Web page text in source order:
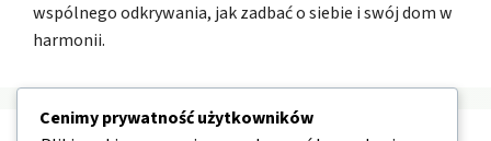
wspólnego odkrywania, jak zadbać o siebie i swój dom w
harmonii.
Cenimy prywatność użytkowników